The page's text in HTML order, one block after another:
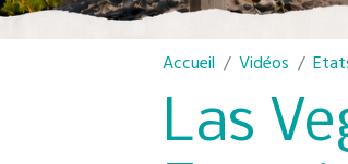
Accueil Vidéos
Las